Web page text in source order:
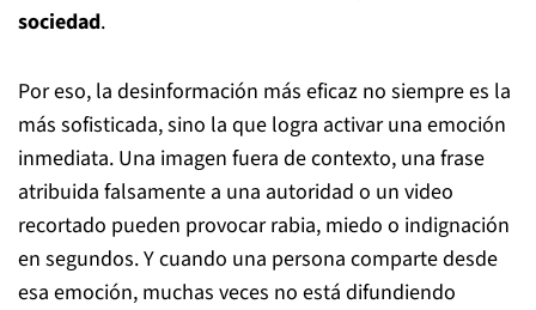
sociedad.
Por eso, la desinformación más eficaz no siempre es la
más sofisticada, sino la que logra activar una emoción
inmediata. Una imagen fuera de contexto, una frase
atribuida falsamente a una autoridad o un video
recortado pueden provocar rabia, miedo o indignación
en segundos. Y cuando una persona comparte desde
esa emoción, muchas veces no está difundiendo